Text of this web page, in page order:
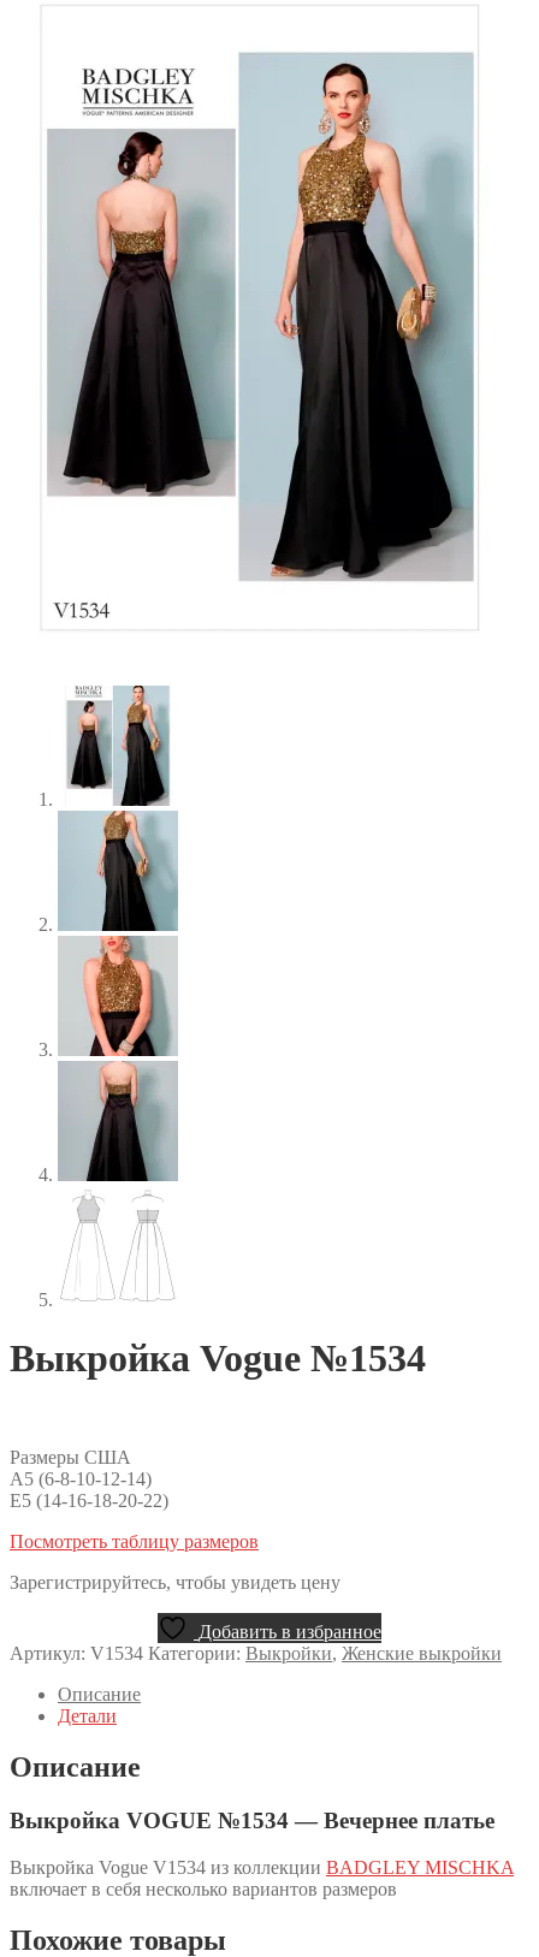
Выкройка Vogue №1534
Размеры США
A5 (6-8-10-12-14)
E5 (14-16-18-20-22)
Посмотреть таблицу размеров
Зарегистрируйтесь, чтобы увидеть цену
Добавить в избранное
Артикул: V1534 Категории: Выкройки, Женские выкройки
Описание
Детали
Описание
Выкройка VOGUE №1534 — Вечернее платье
Выкройка Vogue V1534 из коллекции BADGLEY MISCHKA
включает в себя несколько вариантов размеров
Похожие товары